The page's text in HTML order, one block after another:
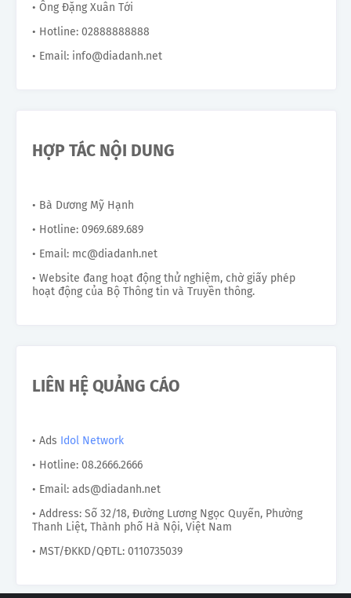
• Ông Đặng Xuân Tới
• Hotline: 02888888888
• Email: info@diadanh.net
HỢP TÁC NỘI DUNG
• Bà Dương Mỹ Hạnh
• Hotline: 0969.689.689
• Email: mc@diadanh.net
• Website đang hoạt động thử nghiệm, chờ giấy phép
hoạt động của Bộ Thông tin và Truyền thông.
LIÊN HỆ QUẢNG CÁO
• Ads Idol Network
• Hotline: 08.2666.2666
• Email: ads@diadanh.net
• Address: Số 32/18, Đường Lương Ngọc Quyến, Phường
Thanh Liệt, Thành phố Hà Nội, Việt Nam
• MST/ĐKKD/QĐTL: 0110735039